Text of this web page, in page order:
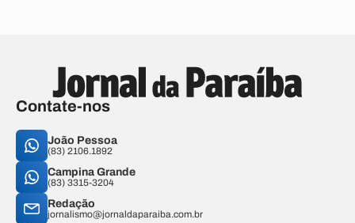
Contate-nos
João Pessoa
(83) 2106.1892
Campina Grande
(83) 3315-3204
Redação
jornalismo@jornaldaparaiba.com.br